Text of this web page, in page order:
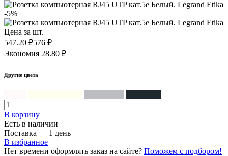
-5%
Цена за шт.
547.20 ₽576 ₽
Экономия 28.80 ₽
Другие цвета
В корзинy
Есть в наличии
Поставка — 1 день
В избранное
Нет времени оформлять заказ на сайте? Поможем с подбором!